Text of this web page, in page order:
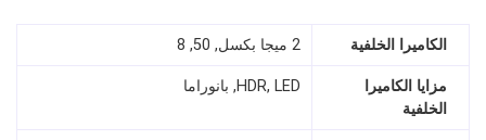
الكاميرا الخلفية 2 ميجا بكسل, 50, 8
مزايا الكاميرا
الخلفية
HDR, LED, بانوراما